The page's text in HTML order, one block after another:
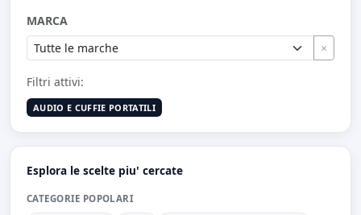
MARCA
×
Filtri attivi:
AUDIO E CUFFIE PORTATILI
Esplora le scelte piu' cercate
CATEGORIE POPOLARI